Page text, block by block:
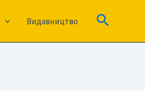
Видавництво Пошук